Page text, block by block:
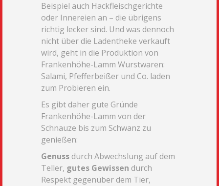
Beispiel auch Hackfleischgerichte
oder Innereien an – die übrigens
richtig lecker sind. Und was dennoch
nicht über die Ladentheke verkauft
wird, geht in die Produktion von
Frankenhöhe-Lamm Wurstwaren:
Salami, Pfefferbeißer und Co. laden
zum Probieren ein.
Es gibt daher gute Gründe
Frankenhöhe-Lamm von der
Schnauze bis zum Schwanz zu
genießen:
Genuss durch Abwechslung auf dem
Teller, gutes Gewissen durch
Respekt gegenüber dem Tier,